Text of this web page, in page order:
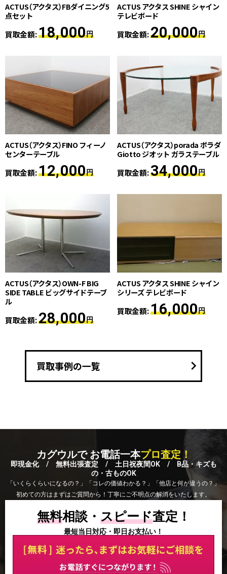
ACTUS（アクタス）FBダイニング5
点セット
買取金額:18,000円
ACTUS アクタス SHINE シャイン
テレビボード
買取金額:20,000円
ACTUS（アクタス）FINO フィーノ
センターテーブル
買取金額:12,000円
ACTUS（アクタス）porada ポラダ
Giotto ジオット ガラステーブル
買取金額:34,000円
ACTUS（アクタス）OWN-F BIG
SIDE TABLE ビッグサイドテーブ
ル
買取金額:28,000円
ACTUS アクタス SHINE シャイン
シリーズ テレビボード
買取金額:16,000円
買取事例の一覧 keyboard_arrow_right
カグウルで お電話一本プロ査定！
即現金化 / 無料出張査定 / 土日祝夜間OK / B品・キズも
の・古ものOK
「いくらくらいになるの？」「コレの価値わかる？」「他店と何が違うの？」
初めての方はまずはご質問から！丁寧にご不明点の解消をいたします。
無料相談・ スピード査定！
最短当日対応・即日お支払い！